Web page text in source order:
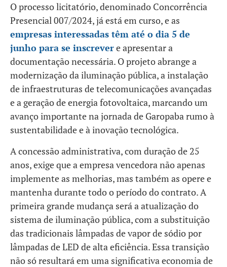
O processo licitatório, denominado Concorrência
Presencial 007/2024, já está em curso, e as
empresas interessadas têm até o dia 5 de
junho para se inscrevere apresentar a
documentação necessária. O projeto abrange a
modernização da iluminação pública, a instalação
de infraestruturas de telecomunicações avançadas
e a geração de energia fotovoltaica, marcando um
avanço importante na jornada de Garopaba rumo à
sustentabilidade e à inovação tecnológica.
A concessão administrativa, com duração de 25
anos, exige que a empresa vencedora não apenas
implemente as melhorias, mas também as opere e
mantenha durante todo o período do contrato. A
primeira grande mudança será a atualização do
sistema de iluminação pública, com a substituição
das tradicionais lâmpadas de vapor de sódio por
lâmpadas de LED de alta eficiência. Essa transição
não só resultará em uma significativa economia de